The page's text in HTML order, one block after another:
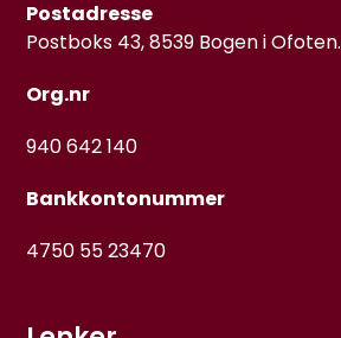
Postadresse
Postboks 43, 8539 Bogen i Ofoten.
Org.nr
940 642 140
Bankkontonummer
4750 55 23470